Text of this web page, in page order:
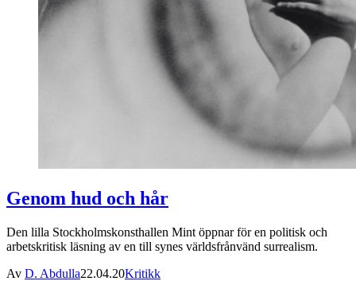
Genom hud och hår
Den lilla Stockholmskonsthallen Mint öppnar för en politisk och
arbetskritisk läsning av en till synes världsfrånvänd surrealism.
Av D. Abdulla22.04.20Kritikk